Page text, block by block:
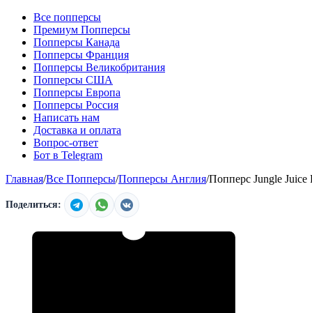
Все попперсы
Премиум Попперсы
Попперсы Канада
Попперсы Франция
Попперсы Великобритания
Попперсы США
Попперсы Европа
Попперсы Россия
Написать нам
Доставка и оплата
Вопрос-ответ
Бот в Telegram
Главная/Все Попперсы/Попперсы Англия/Попперс Jungle Juice
Поделиться: